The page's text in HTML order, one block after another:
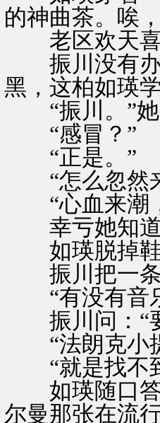
的神曲茶。唉
老区欢天喜
振川没有办
黑，这柏如瑛
“振川。”她
“感冒？”
“正是。”
“怎么忽然
“心血来潮
幸亏她知道
如瑛脱掉鞋
振川把一条
“有没有音
振川问：“
“法朗克小
“就是找不
如瑛随口答
尔曼那张在流